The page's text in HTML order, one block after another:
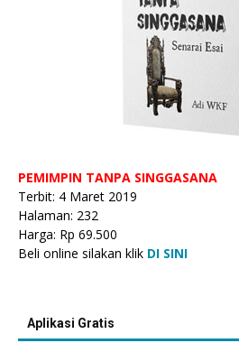
PEMIMPIN TANPA SINGGASANA
Terbit: 4 Maret 2019
Halaman: 232
Harga: Rp 69.500
Beli online silakan klik DI SINI
Aplikasi Gratis